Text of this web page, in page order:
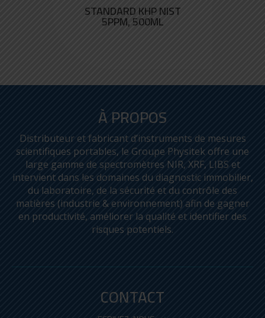
STANDARD KHP NIST
5PPM, 500ML
À PROPOS
Distributeur et fabricant d’instruments de mesures
scientifiques portables, le Groupe Physitek offre une
large gamme de spectromètres NIR, XRF, LIBS et
intervient dans les domaines du diagnostic immobilier,
du laboratoire, de la sécurité et du contrôle des
matières (industrie & environnement) afin de gagner
en productivité, améliorer la qualité et identifier des
risques potentiels.
CONTACT